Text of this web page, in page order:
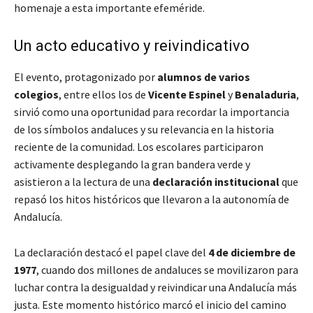
homenaje a esta importante efeméride.
Un acto educativo y reivindicativo
El evento, protagonizado por alumnos de varios
colegios, entre ellos los de Vicente EspinelyBenaladuria,
sirvió como una oportunidad para recordar la importancia
de los símbolos andaluces y su relevancia en la historia
reciente de la comunidad. Los escolares participaron
activamente desplegando la gran bandera verde y
asistieron a la lectura de una declaración institucionalque
repasó los hitos históricos que llevaron a la autonomía de
Andalucía.
La declaración destacó el papel clave del 4 de diciembre de
1977, cuando dos millones de andaluces se movilizaron para
luchar contra la desigualdad y reivindicar una Andalucía más
justa. Este momento histórico marcó el inicio del camino